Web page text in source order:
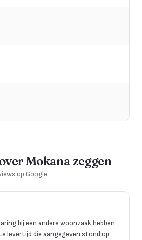
Mokana zeggen
op Google
bij een andere woonzaak hebben
levertijd die aangegeven stond op